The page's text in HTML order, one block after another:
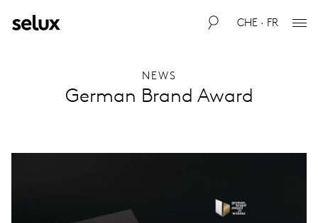
CHE · FR
German Brand Award
NEWS